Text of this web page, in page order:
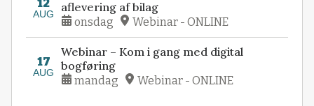
12
AUG
aflevering af bilag
onsdag Webinar - ONLINE
17
AUG
Webinar – Kom i gang med digital
bogføring
mandag Webinar - ONLINE